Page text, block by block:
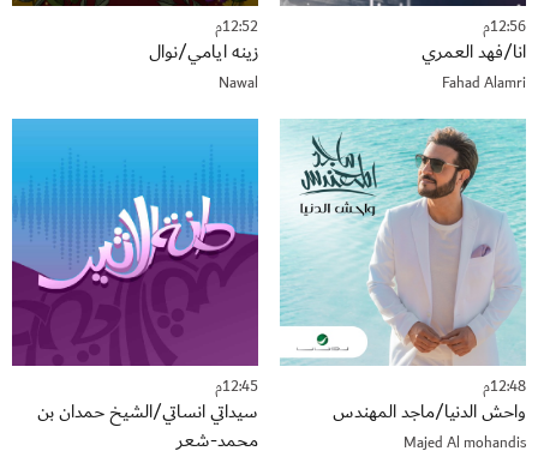
12:56م
انا/فهد العمري
Fahad Alamri
12:52م
زينه ايامي/نوال
Nawal
12:48م
واحش الدنيا/ماجد المهندس
Majed Al mohandis
12:45م
سيداتي انساتي/الشيخ حمدان بن
محمد-شعر